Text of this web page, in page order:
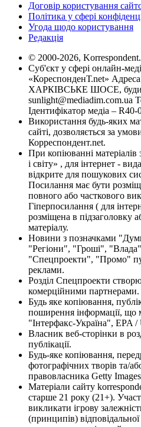
Договір користування
Політика у сфері
Угода щодо користування
Редакція
© 2000-2026,
Суб'єкт у сфері онлайн-
«КореспонденТ.net»
ХАРКІВСЬКЕ ШОСЕ,
sunlight@mediadim.com.ua
Ідентифікатор медіа – R40-
Використання будь-яких
сайті, дозволяється за
Корреспондент.net.
При копіюванні
і світу» , для інтернет -
відкрите для пошукових
Посилання має бути
повного або часткового
Гіперпосилання ( для
розміщена в підзаголовку
матеріалу.
Новини з позначками
"Регіони", "Гроші",
"Спецпроекти", "Промо"
реклами.
Розділ Спецпроекти
комерційними партнерами.
Будь яке копіювання,
поширення інформації, що
"Інтерфакс-Україна", EPA /
Власник веб-сторінки в
публікації.
Будь-яке копіювання,
фотографічних творів та/
правовласника Getty
Матеріали сайту
старше 21 року (21+).
викликати ігрову
(принципів)